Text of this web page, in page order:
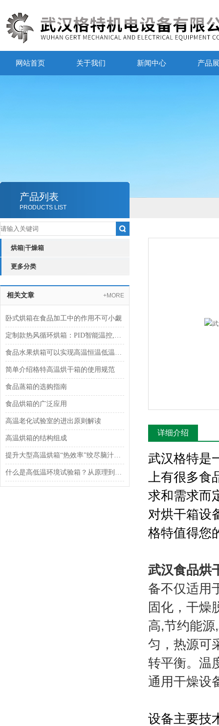
网站首页 关于我们 新闻中心 产品
产品列表
PRODUCTS LIST
烘箱|干燥箱
更多分类
相关文章 +MORE
卧式烘箱在食品加工中的作用不可小觑
定制款热风循环烘箱：PID智能温控,果干肉脯轻松烘
食品水果烘箱可以实现高温恒温低温多种烘烤模式自由
简单介绍格特高温烘干箱的使用规范
食品蒸箱的选购指南
食品烘箱的广泛应用
高温老化试验室的进出原则解读
高温烘箱的结构组成
提升大型高温烘箱“热效率”绞尽脑汁？看看这几招
什么是高低温环境试验箱？从原理到细致分类武汉格特为您一一解答
详细介绍
武汉格特是
上有很多
求和需求而
对烘干箱设
格特值得您
武汉食品烘
备不仅适用
固化，干燥
高,节约能
匀，热源可
转平衡。温
通用干燥设
设备主要技